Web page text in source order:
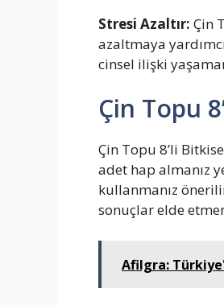
Stresi Azaltır: Çin
azaltmaya
cinsel ilişki
Çin Topu
Çin Topu 8’li
adet hap almanız
kullanmanız
sonuçlar elde
Afilgra: